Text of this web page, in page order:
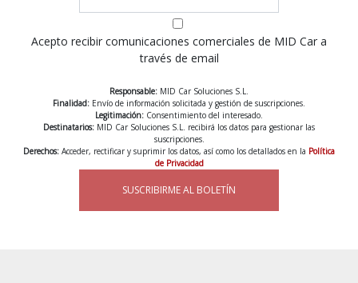
Acepto recibir comunicaciones comerciales de MID Car a
través de email
Responsable: MID Car Soluciones S.L.
Finalidad: Envío de información solicitada y gestión de suscripciones.
Legitimación: Consentimiento del interesado.
Destinatarios: MID Car Soluciones S.L. recibirá los datos para gestionar las
suscripciones.
Derechos: Acceder, rectificar y suprimir los datos, así como los detallados en la Política
de Privacidad
SUSCRIBIRME AL BOLETÍN